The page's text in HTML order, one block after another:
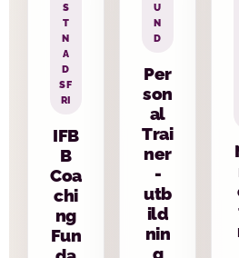
S
T
N
A
D
SF
RI
IFB
B
Coa
chi
ng
Fun
U
N
D
Per
son
al
Trai
ner
-
utb
ild
nin
g